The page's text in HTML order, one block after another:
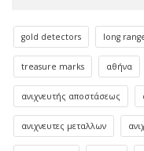
gold detectors long
treasure marks αθήνα
ανιχνευτής αποστάσεως
ανιχνευτες μεταλλων